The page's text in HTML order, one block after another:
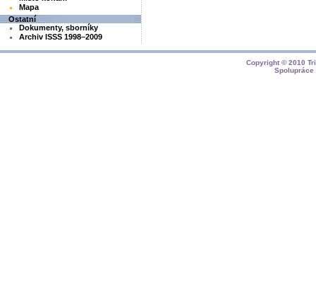
Mapa
Ostatní
Dokumenty, sborníky
Archiv ISSS 1998–2009
Copyright © 2010